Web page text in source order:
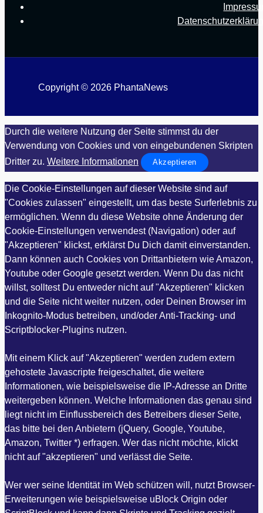
Copyright © 2026 PhantaNews
Durch die weitere Nutzung der Seite stimmst du der
Verwendung von Cookies und von eingebundenen Skripten
Dritter zu. Weitere Informationen Akzeptieren
Die Cookie-Einstellungen auf dieser Website sind auf
"Cookies zulassen" eingestellt, um das beste Surferlebnis zu
ermöglichen. Wenn du diese Website ohne Änderung der
Cookie-Einstellungen verwendest (Navigation) oder auf
"Akzeptieren" klickst, erklärst Du Dich damit einverstanden.
Dann können auch Cookies von Drittanbietern wie Amazon,
Youtube oder Google gesetzt werden. Wenn Du das nicht
willst, solltest Du entweder nicht auf "Akzeptieren" klicken
und die Seite nicht weiter nutzen, oder Deinen Browser im
Inkognito-Modus betreiben, und/oder Anti-Tracking- und
Scriptblocker-Plugins nutzen.
Mit einem Klick auf "Akzeptieren" werden zudem extern
gehostete Javascripte freigeschaltet, die weitere
Informationen, wie beispielsweise die IP-Adresse an Dritte
weitergeben können. Welche Informationen das genau sind
liegt nicht im Einflussbereich des Betreibers dieser Seite,
das bitte bei den Anbietern (jQuery, Google, Youtube,
Amazon, Twitter *) erfragen. Wer das nicht möchte, klickt
nicht auf "akzeptieren" und verlässt die Seite.
Wer wer seine Identität im Web schützen will, nutzt Browser-
Erweiterungen wie beispielsweise uBlock Origin oder